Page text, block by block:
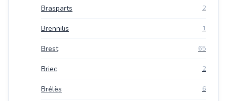
Brasparts 2
Brennilis 1
Brest 65
Briec 2
Brélès 6